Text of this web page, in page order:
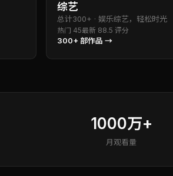
综艺
总计300+ · 娱乐综艺，轻松时光
热门 45最新 88.5 评分
300+ 部作品 →
1000万+
月观看量